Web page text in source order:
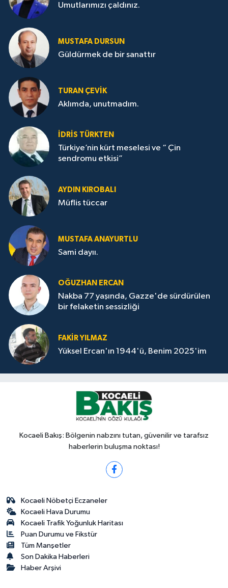
Umutlarımızı çaldınız.
MUSTAFA DURSUN
Güldürmek de bir sanattır
TURAN ÇEVİK
Aklımda, unutmadım.
İDRİS TÜRKTEN
Türkiye’nin kürt meselesi ve “ Çin
sendromu etkisi”
AYDIN KIROBALI
Müflis tüccar
MUSTAFA ANAYURTLU
Sami dayıı.
OĞUZHAN ERCAN
Nakba 77 yaşında, Gazze'de sürdürülen
bir felaketin sessizliği
FAKİR YILMAZ
Yüksel Ercan'ın 1944'ü, Benim 2025'im
Kocaeli Bakış: Bölgenin nabzını tutan, güvenilir ve tarafsız
haberlerin buluşma noktası!
Kocaeli Nöbetçi Eczaneler
Kocaeli Hava Durumu
Kocaeli Trafik Yoğunluk Haritası
Puan Durumu ve Fikstür
Tüm Manşetler
Son Dakika Haberleri
Haber Arşivi